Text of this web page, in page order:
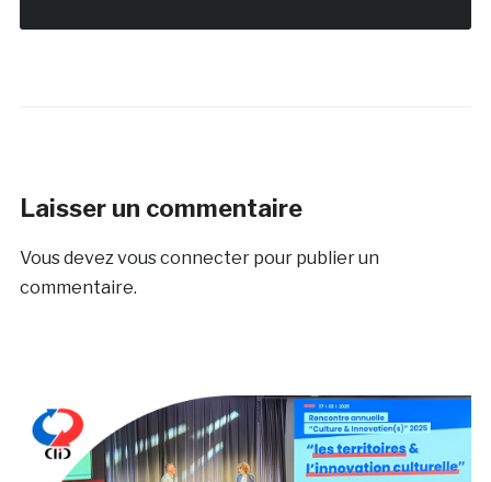
Laisser un commentaire
Vous devez vous connecterpour publier un
commentaire.